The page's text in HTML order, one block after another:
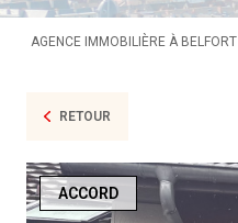
AGENCE IMMOBILIÈRE À BELFORT
RETOUR
ACCORD